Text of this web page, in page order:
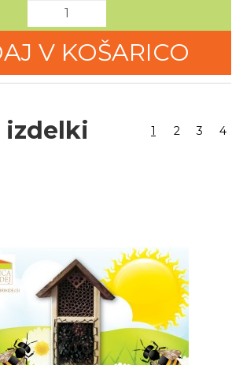
V KOŠARICO
izdelki 1 2 3 4